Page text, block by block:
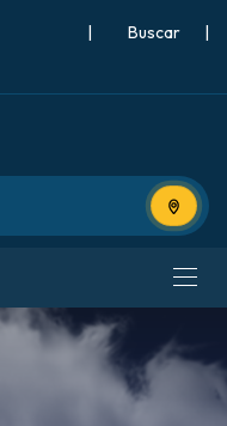
| |
Usa tu